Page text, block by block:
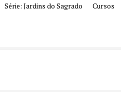
Série: Jardins do Sagrado Cursos